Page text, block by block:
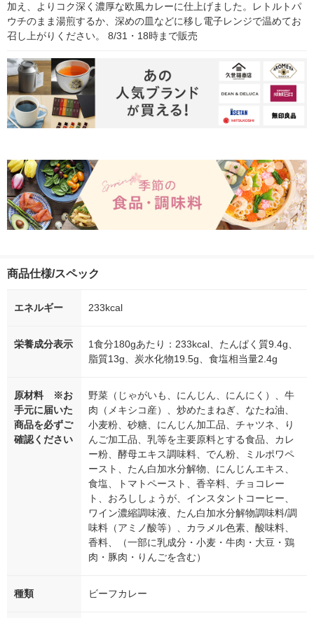
加え、よりコク深く濃厚な欧風カレーに仕上げました。レトルトパ
ウチのまま湯煎するか、深めの皿などに移し電子レンジで温めてお
召し上がりください。 8/31・18時まで販売
商品仕様/スペック
エネルギー 233kcal
栄養成分表示
1食分180gあたり：233kcal、たんぱく質9.4g、
脂質13g、炭水化物19.5g、食塩相当量2.4g
原材料 ※お
手元に届いた
商品を必ずご
確認ください
野菜（じゃがいも、にんじん、にんにく）、牛
肉（メキシコ産）、炒めたまねぎ、なたね油、
小麦粉、砂糖、にんじん加工品、チャツネ、り
んご加工品、乳等を主要原料とする食品、カレ
ー粉、酵母エキス調味料、でん粉、ミルポワペ
ースト、たん白加水分解物、にんじんエキス、
食塩、トマトペースト、香辛料、チョコレー
ト、おろししょうが、インスタントコーヒー、
ワイン濃縮調味液、たん白加水分解物調味料/調
味料（アミノ酸等）、カラメル色素、酸味料、
香料、（一部に乳成分・小麦・牛肉・大豆・鶏
肉・豚肉・りんごを含む）
種類 ビーフカレー